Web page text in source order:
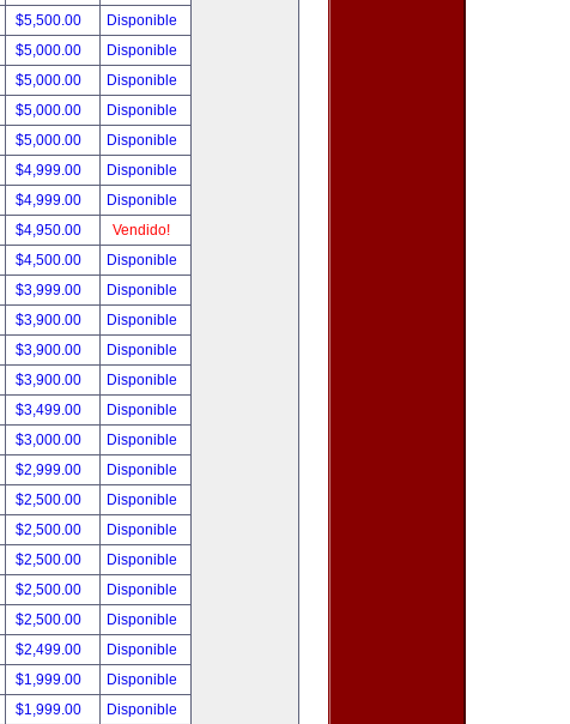
$5,500.00
Disponible
$5,000.00
Disponible
$5,000.00
Disponible
$5,000.00
Disponible
$5,000.00
Disponible
$4,999.00
Disponible
$4,999.00
Disponible
$4,950.00
Vendido!
$4,500.00
Disponible
$3,999.00
Disponible
$3,900.00
Disponible
$3,900.00
Disponible
$3,900.00
Disponible
$3,499.00
Disponible
$3,000.00
Disponible
$2,999.00
Disponible
$2,500.00
Disponible
$2,500.00
Disponible
$2,500.00
Disponible
$2,500.00
Disponible
$2,500.00
Disponible
$2,499.00
Disponible
$1,999.00
Disponible
$1,999.00
Disponible